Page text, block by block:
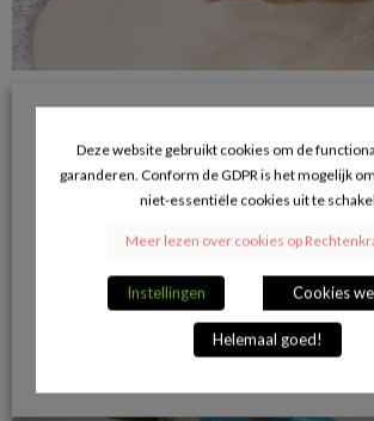
21/03/2020Deze website gebruikt cookies om de
garanderen. Conform de GDPR is het mogelijk
niet-essentiële cookies uit te
Meer lezen over cookies op
Instellingen Cookies
Helemaal goed!